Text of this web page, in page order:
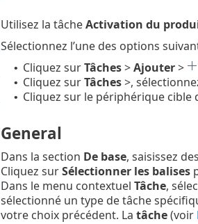
Utilisez la tâcheActivation du
Sélectionnez l’une des options
• Cliquez surTâches>Ajouter>
• Cliquez surTâches>,
• Cliquez sur le périphérique cible
General
Dans la section De base, saisissez
Cliquez surSélectionner les balises
Dans le menu contextuel Tâche,
sélectionné un type de tâche
votre choix précédent. La tâche(voir